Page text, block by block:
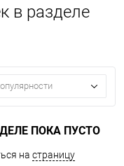
в разделе
ПОКА ПУСТО
на страницу